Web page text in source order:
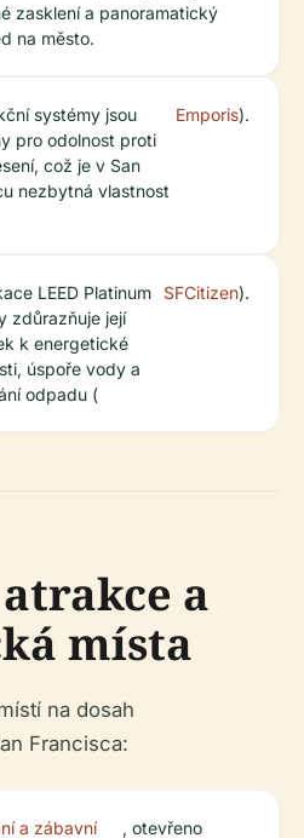
zasklení a panoramatický
na město.
systémy jsou
pro odolnost proti
což je v San
nezbytná vlastnost
Emporis).
LEED Platinum
zdůrazňuje její
k energetické
úspoře vody a
odpadu (
SFCitizen).
a
místa
na dosah
Francisca:
a zábavní , otevřeno